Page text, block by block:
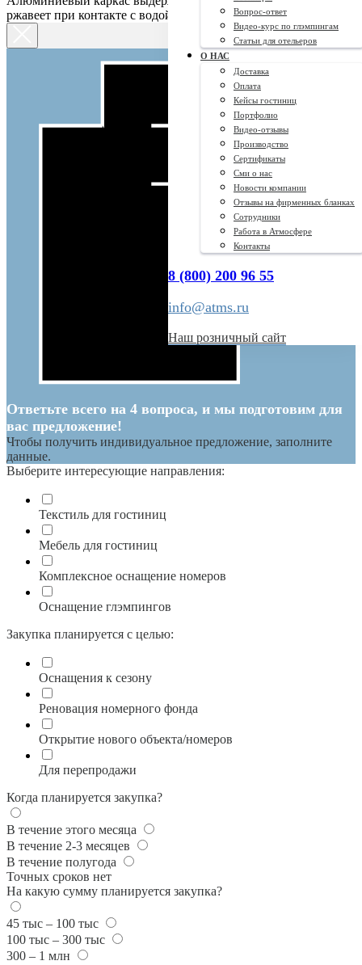
Вопрос-ответ
Видео-курс по глэмпингам
Статьи для отельеров
О НАС
Доставка
Оплата
Кейсы гостиниц
Портфолио
Видео-отзывы
Производство
Сертификаты
Сми о нас
Новости компании
Отзывы на фирменных бланках
Сотрудники
Работа в Атмосфере
Контакты
8 (800) 200 96 55
info@atms.ru
Наш розничный сайт
ржавеет при контакте с водой.
Ответьте всего на 4 вопроса, и мы подготовим для
вас предложение!
Чтобы получить индивидуальное предложение, заполните
данные.
Выберите интересующие направления:
Текстиль для гостиниц
Мебель для гостиниц
Комплексное оснащение номеров
Оснащение глэмпингов
Закупка планируется с целью:
Оснащения к сезону
Реновация номерного фонда
Открытие нового объекта/номеров
Для перепродажи
Когда планируется закупка?
В течение этого месяца
В течение 2-3 месяцев
В течение полугода
Точных сроков нет
На какую сумму планируется закупка?
45 тыс – 100 тыс
100 тыс – 300 тыс
300 – 1 млн